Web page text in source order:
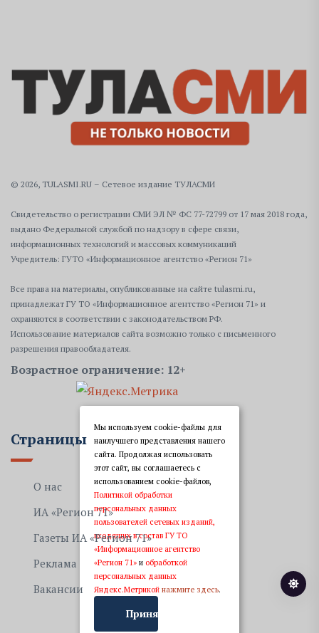
© 2026, TULASMI.RU – Сетевое издание ТУЛАСМИ
Свидетельство о регистрации СМИ ЭЛ № ФС 77-72799 от 17 мая 2018 года,
выдано Федеральной службой по надзору в сфере связи,
информационных технологий и массовых коммуникаций
Учредитель: ГУТО «Информационное агентство «Регион 71»
Все права на материалы, опубликованные на сайте tulasmi.ru,
принадлежат ГУ ТО «Информационное агентство «Регион 71» и
охраняются в соответствии с законодательством РФ.
Использование материалов сайта возможно только с письменного
разрешения правообладателя.
Возрастное ограничение: 12+
Страницы
О нас
ИА «Регион 71»
Газеты ИА «Регион 71»
Реклама
Вакансии
Мы используем cookie-файлы для
наилучшего представления нашего
сайта. Продолжая использовать
этот сайт, вы соглашаетесь с
использованием cookie-файлов,
Политикой обработки
персональных данных
пользователей сетевых изданий,
входящих в состав ГУ ТО
«Информационное агентство
«Регион 71» и обработкой
персональных данных
Яндекс.Метрикой нажмите здесь.
Принять